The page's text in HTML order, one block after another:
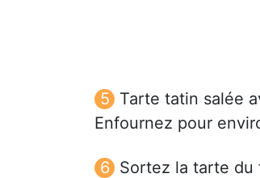
Tarte tatin salée
Enfournez pour
Sortez la tarte du